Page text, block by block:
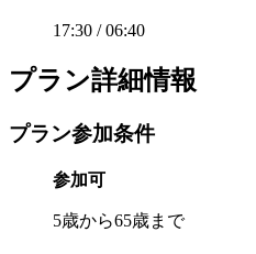
17:30 / 06:40
プラン詳細情報
プラン参加条件
参加可
5歳から65歳まで